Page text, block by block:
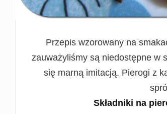
Przepis wzorowany na
zauważyliśmy są niedostępne w
się marną imitacją. Pierogi z
Składniki na